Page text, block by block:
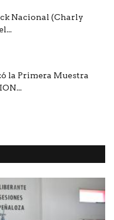
Nacional (Charly
la Primera Muestra